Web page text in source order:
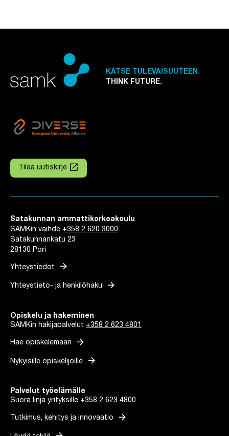
KATSE TULEVAISUUTEEN.
THINK FUTURE.
Tilaa uutiskirje
Linkki avautuu uuteen välilehteen
launch
Satakunnan ammattikorkeakoulu
SAMKin vaihde +358 2 620 3000
Satakunnankatu 23
28130 Pori
Yhteystiedot arrow_forward
Yhteystieto- ja henkilöhaku arrow_forward
Opiskelu ja hakeminen
SAMKin hakijapalvelut +358 2 623 4801
Hae opiskelemaan arrow_forward
Nykyisille opiskelijoille arrow_forward
Palvelut työelämälle
Suora linja yrityksille +358 2 623 4800
Tutkimus, kehitys ja innovaatio arrow_forward